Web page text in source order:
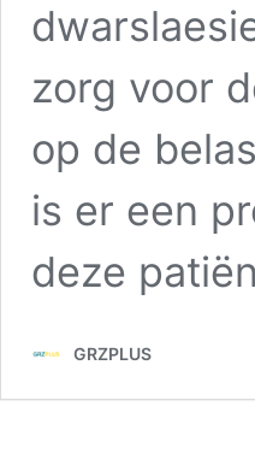
zorg voor
op de
is er een
deze
GRZPLUS